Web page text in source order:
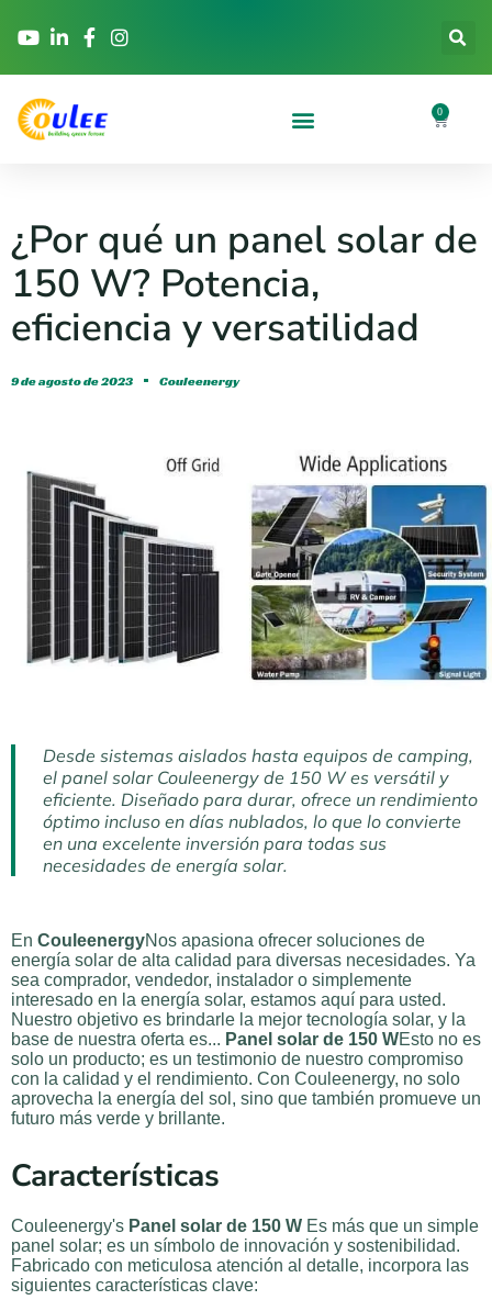
0
¿Por qué un panel solar de
150 W? Potencia,
eficiencia y versatilidad
9 de agosto de 2023 Couleenergy
Desde sistemas aislados hasta equipos de camping,
el panel solar Couleenergy de 150 W es versátil y
eficiente. Diseñado para durar, ofrece un rendimiento
óptimo incluso en días nublados, lo que lo convierte
en una excelente inversión para todas sus
necesidades de energía solar.
En CouleenergyNos apasiona ofrecer soluciones de
energía solar de alta calidad para diversas necesidades. Ya
sea comprador, vendedor, instalador o simplemente
interesado en la energía solar, estamos aquí para usted.
Nuestro objetivo es brindarle la mejor tecnología solar, y la
base de nuestra oferta es... Panel solar de 150 WEsto no es
solo un producto; es un testimonio de nuestro compromiso
con la calidad y el rendimiento. Con Couleenergy, no solo
aprovecha la energía del sol, sino que también promueve un
futuro más verde y brillante.
Características
Couleenergy's Panel solar de 150 W Es más que un simple
panel solar; es un símbolo de innovación y sostenibilidad.
Fabricado con meticulosa atención al detalle, incorpora las
siguientes características clave: